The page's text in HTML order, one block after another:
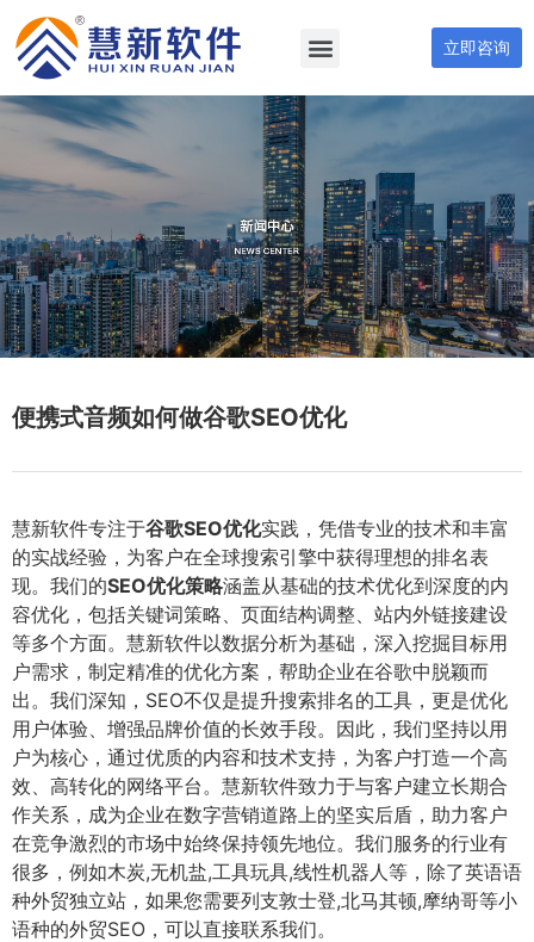
立即咨询
便携式音频如何做谷歌SEO优化
慧新软件专注于谷歌SEO优化实践，凭借专业的技术和丰富
的实战经验，为客户在全球搜索引擎中获得理想的排名表
现。我们的SEO优化策略涵盖从基础的技术优化到深度的内
容优化，包括关键词策略、页面结构调整、站内外链接建设
等多个方面。慧新软件以数据分析为基础，深入挖掘目标用
户需求，制定精准的优化方案，帮助企业在谷歌中脱颖而
出。我们深知，SEO不仅是提升搜索排名的工具，更是优化
用户体验、增强品牌价值的长效手段。因此，我们坚持以用
户为核心，通过优质的内容和技术支持，为客户打造一个高
效、高转化的网络平台。慧新软件致力于与客户建立长期合
作关系，成为企业在数字营销道路上的坚实后盾，助力客户
在竞争激烈的市场中始终保持领先地位。我们服务的行业有
很多，例如木炭,无机盐,工具玩具,线性机器人等，除了英语语
种外贸独立站，如果您需要列支敦士登,北马其顿,摩纳哥等小
语种的外贸SEO，可以直接联系我们。